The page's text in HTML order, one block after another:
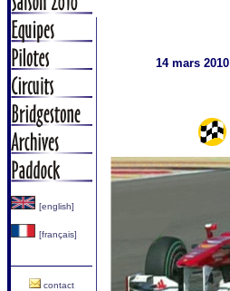
[english]
[français]
contact
14 mars 2010